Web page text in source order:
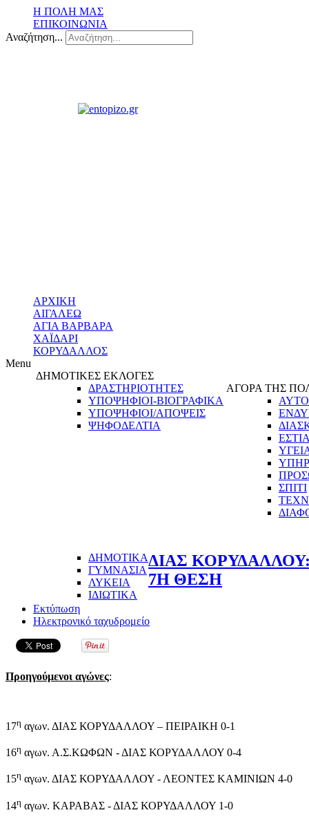
Η ΠΟΛΗ ΜΑΣ
ΕΠΙΚΟΙΝΩΝΙΑ
Αναζήτηση...
ΑΡΧΙΚΗ
ΑΙΓΑΛΕΩ
ΑΓΙΑ ΒΑΡΒΑΡΑ
ΧΑΪΔΑΡΙ
ΚΟΡΥΔΑΛΛΟΣ
Menu
ΔΗΜΟΤΙΚΕΣ ΕΚΛΟΓΕΣ
ΔΡΑΣΤΗΡΙΟΤΗΤΕΣ
ΥΠΟΨΗΦΙΟΙ-ΒΙΟΓΡΑΦΙΚΑ
ΥΠΟΨΗΦΙΟΙ/ΑΠΟΨΕΙΣ
ΨΗΦΟΔΕΛΤΙΑ
ΑΓΟΡΑ ΤΗΣ
ΣΠΙΤΙ
ΔΗΜΟΤΙΚΑ
ΓΥΜΝΑΣΙΑ
ΛΥΚΕΙΑ
ΙΔΙΩΤΙΚΑ
ΔΙΑΣ
7Η ΘΕΣΗ
Εκτύπωση
Ηλεκτρονικό ταχυδρομείο
Προηγούμενοι αγώνες:
17η αγων. ΔΙΑΣ ΚΟΡΥΔΑΛΛΟΥ – ΠΕΙΡΑΙΚΗ 0-1
16η αγων. Α.Σ.ΚΩΦΩΝ - ΔΙΑΣ ΚΟΡΥΔΑΛΛΟΥ 0-4
15η αγων. ΔΙΑΣ ΚΟΡΥΔΑΛΛΟΥ - ΛΕΟΝΤΕΣ ΚΑΜΙΝΙΩΝ 4-0
14η αγων. ΚΑΡΑΒΑΣ - ΔΙΑΣ ΚΟΡΥΔΑΛΛΟΥ 1-0